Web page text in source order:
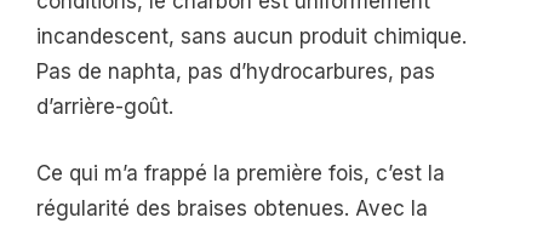
incandescent, sans aucun produit chimique.
Pas de naphta, pas d’hydrocarbures, pas
d’arrière-goût.
Ce qui m’a frappé la première fois, c’est la
régularité des braises obtenues. Avec la